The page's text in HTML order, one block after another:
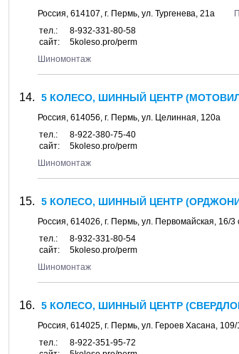
Россия, 614107, г. Пермь, ул. Тургенева, 21а
тел.:
8-932-331-80-58
сайт:
5koleso.pro/perm
Шиномонтаж
5 КОЛЕСО, ШИННЫЙ ЦЕНТР
Россия, 614056, г. Пермь, ул. Целинная, 120а
тел.:
8-922-380-75-40
сайт:
5koleso.pro/perm
Шиномонтаж
5 КОЛЕСО, ШИННЫЙ ЦЕНТР
Россия, 614026, г. Пермь, ул. Первомайская, 16/3
тел.:
8-932-331-80-54
сайт:
5koleso.pro/perm
Шиномонтаж
5 КОЛЕСО, ШИННЫЙ ЦЕНТР
Россия, 614025, г. Пермь, ул. Героев Хасана, 109/
тел.:
8-922-351-95-72